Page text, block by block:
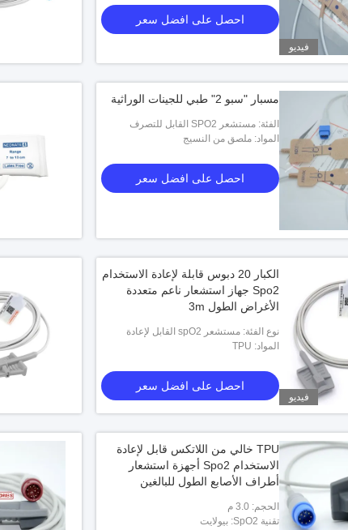
فيديو
احصل على افضل سعر
مسبار "سبو 2" طبي للجينات الوراثية
الفئة: مستشعر SPO2 القابل للتصرف
المواد: ملصق من النسيج
احصل على افضل سعر
فيديو
الكبار 20 دبوس قابلة لإعادة الاستخدام
Spo2 جهاز استشعار ناعم متعددة
الأغراض الطول 3m
نوع الفئة: مستشعر spO2 القابل لإعادة
الاستخدام
المواد: TPU
احصل على افضل سعر
TPU خالي من اللاتكس قابل لإعادة
الاستخدام Spo2 أجهزة استشعار
أطراف الأصابع الطول للبالغين
الحجم: 3.0 م
تقنية SpO2: بيولايت